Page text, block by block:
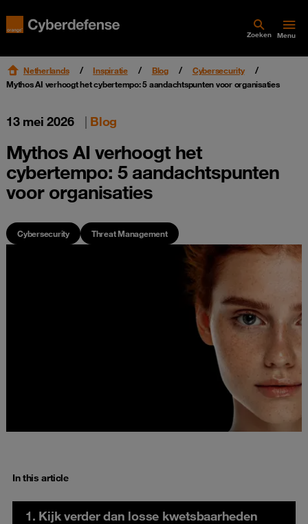
Zoeken Menu
Netherlands Inspiratie Blog
Cybersecurity
Mythos AI verhoogt het cybertempo: 5 aandachtspunten voor organisaties
13 mei 2026 | Blog
Mythos AI verhoogt het
cybertempo: 5 aandachtspunten
voor organisaties
Cybersecurity Threat Management
In this article
1. Kijk verder dan losse kwetsbaarheden